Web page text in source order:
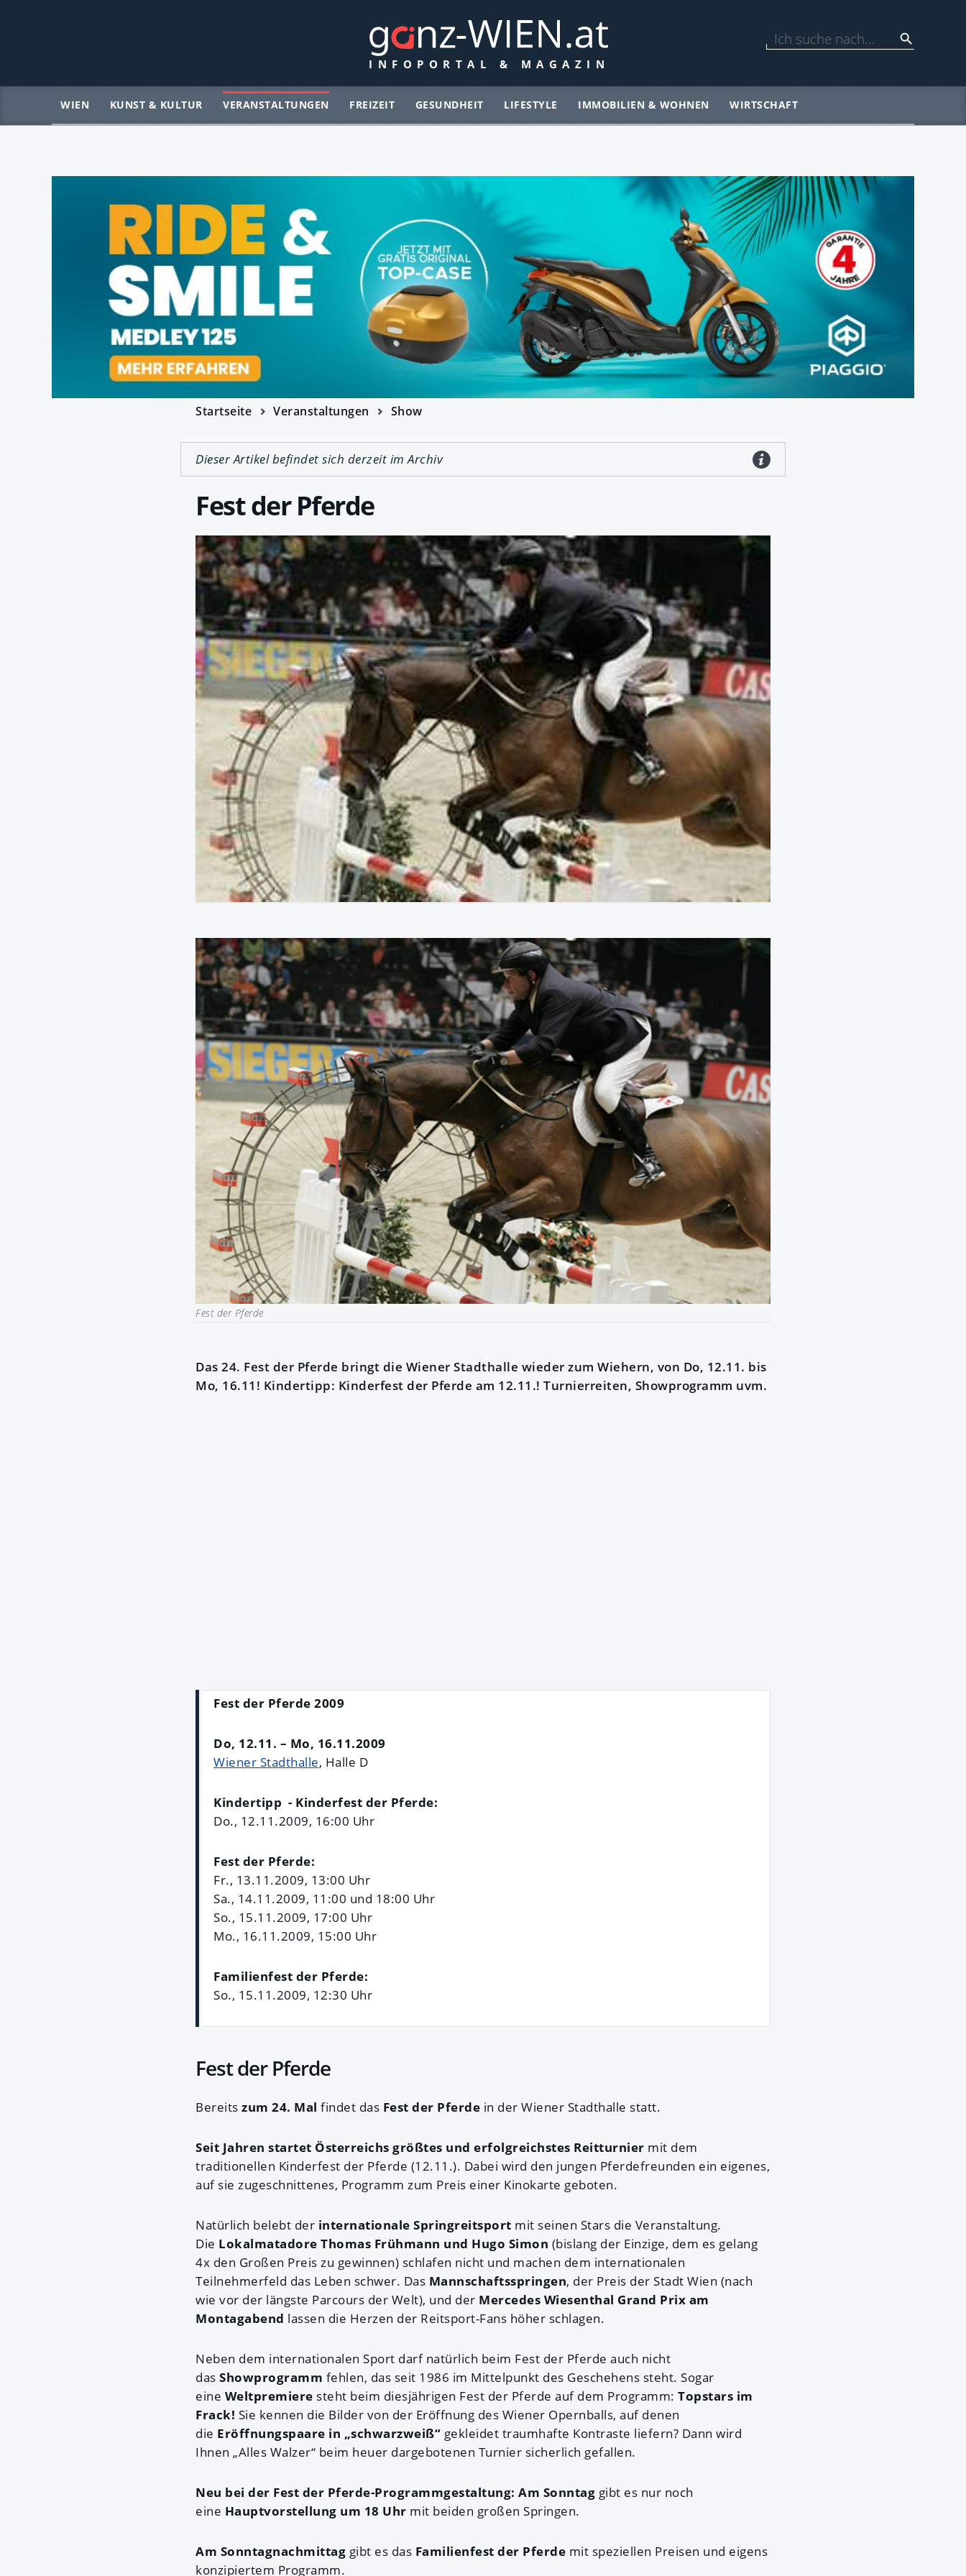
WIEN KUNST & KULTUR VERANSTALTUNGEN FREIZEIT GESUNDHEIT LIFESTYLE IMMOBILIEN & WOHNEN WIRTSCHAFT
Startseite Veranstaltungen Show
Dieser Artikel befindet sich derzeit im Archiv
Fest der Pferde
Fest der Pferde
Das 24. Fest der Pferde bringt die Wiener Stadthalle wieder zum Wiehern, von Do, 12.11. bis
Mo, 16.11! Kindertipp: Kinderfest der Pferde am 12.11.! Turnierreiten, Showprogramm uvm.
Fest der Pferde 2009
Do, 12.11. – Mo, 16.11.2009
Wiener Stadthalle, Halle D
Kindertipp - Kinderfest der Pferde:
Do., 12.11.2009, 16:00 Uhr
Fest der Pferde:
Fr., 13.11.2009, 13:00 Uhr
Sa., 14.11.2009, 11:00 und 18:00 Uhr
So., 15.11.2009, 17:00 Uhr
Mo., 16.11.2009, 15:00 Uhr
Familienfest der Pferde:
So., 15.11.2009, 12:30 Uhr
Fest der Pferde
Bereits zum 24. Mal findet das Fest der Pferde in der Wiener Stadthalle statt.
Seit Jahren startet Österreichs größtes und erfolgreichstes Reitturnier mit dem
traditionellen Kinderfest der Pferde (12.11.). Dabei wird den jungen Pferdefreunden ein eigenes,
auf sie zugeschnittenes, Programm zum Preis einer Kinokarte geboten.
Natürlich belebt der internationale Springreitsport mit seinen Stars die Veranstaltung.
Die Lokalmatadore Thomas Frühmann und Hugo Simon (bislang der Einzige, dem es gelang
4x den Großen Preis zu gewinnen) schlafen nicht und machen dem internationalen
Teilnehmerfeld das Leben schwer. Das Mannschaftsspringen, der Preis der Stadt Wien (nach
wie vor der längste Parcours der Welt), und der Mercedes Wiesenthal Grand Prix am
Montagabend lassen die Herzen der Reitsport-Fans höher schlagen.
Neben dem internationalen Sport darf natürlich beim Fest der Pferde auch nicht
das Showprogramm fehlen, das seit 1986 im Mittelpunkt des Geschehens steht. Sogar
eine Weltpremiere steht beim diesjährigen Fest der Pferde auf dem Programm: Topstars im
Frack! Sie kennen die Bilder von der Eröffnung des Wiener Opernballs, auf denen
die Eröffnungspaare in „schwarzweiß“ gekleidet traumhafte Kontraste liefern? Dann wird
Ihnen „Alles Walzer“ beim heuer dargebotenen Turnier sicherlich gefallen.
Neu bei der Fest der Pferde-Programmgestaltung: Am Sonntag gibt es nur noch
eine Hauptvorstellung um 18 Uhr mit beiden großen Springen.
Am Sonntagnachmittag gibt es das Familienfest der Pferde mit speziellen Preisen und eigens
konzipiertem Programm.